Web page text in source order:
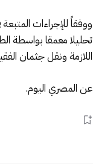
ووفقاً للإجراءات
تحليلا معمقا بواسطة
اللازمة ونقل جثمان
عن المصري اليوم.